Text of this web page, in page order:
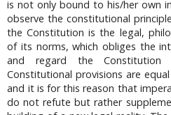
is not only bound to his/her own
observe the constitutional
the Constitution is the legal,
of its norms, which obliges the
and regard the Constitution
Constitutional provisions are
and it is for this reason that
do not refute but rather